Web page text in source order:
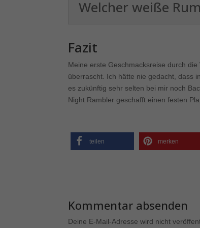
Welcher weiße
Fazit
Meine erste Geschmacksreise durch
überrascht. Ich hätte nie gedacht, dass
es zukünftig sehr selten bei mir noch
Night Rambler geschafft einen festen
teilen merken
Kommentar absenden
Deine E-Mail-Adresse wird nicht